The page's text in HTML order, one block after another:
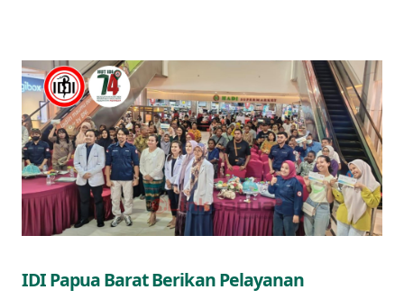
IDI Papua Barat Berikan Pelayanan